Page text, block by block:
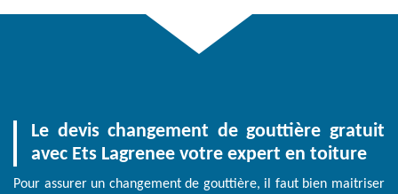
Le devis changement de gouttière gratuit
avec Ets Lagrenee votre expert en toiture
Pour assurer un changement de gouttière, il faut bien maitriser